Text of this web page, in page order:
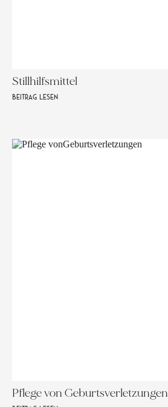
Stillhilfsmittel
BEITRAG LESEN
Pflege von Geburtsverletzungen